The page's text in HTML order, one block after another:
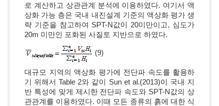
로 계산하고 상관관계 분석에 이용하였다. 여기서 액
상화 가능 층은 국내 내진설계 기준의 액상화 평가 생
략 기준을 참고하여 SPT-N값이 20미만이고, 심도가
20m 미만인 포화된 사질토 지반으로 하였다.
(9)
대규모 지역의 액상화 평가에 전단파 속도를 활용하
기 위해서 Table 2와 같이 Sun et al.(2013)이 국내 지
반 특성에 맞게 제시한 전단파 속도와 SPT-N값의 상
관관계를 이용하였다. 이때 모든 종류의 흙에 대한 식